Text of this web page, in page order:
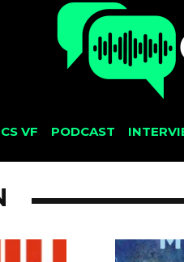
VF PODCAST